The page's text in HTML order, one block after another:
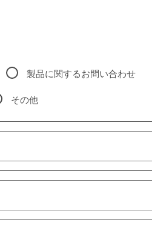
製品に関するお問い合わせ
その他